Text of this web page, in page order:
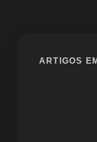
O seu
ARTIGOS